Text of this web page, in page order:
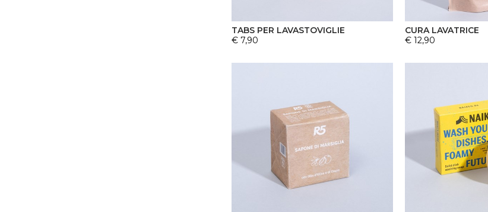
TABS PER LAVASTOVIGLIE
€ 7,90
CURA LAVATRICE
€ 12,90